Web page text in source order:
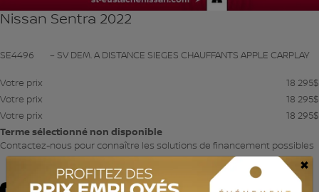
Nissan Sentra 2022
SE4496 – SV DEM. A DISTANCE SIEGES CHAUFFANTS APPLE CARPLAY
Votre prix 18 295$
Votre prix
18 295$
Votre prix
18 295$
Terme sélectionné non disponible
Contactez-nous pour connaître les solutions de financement possibles
×